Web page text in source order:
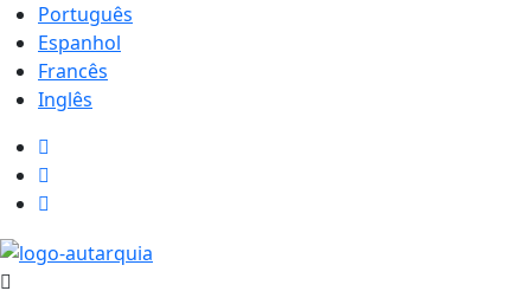
Português
Espanhol
Francês
Inglês